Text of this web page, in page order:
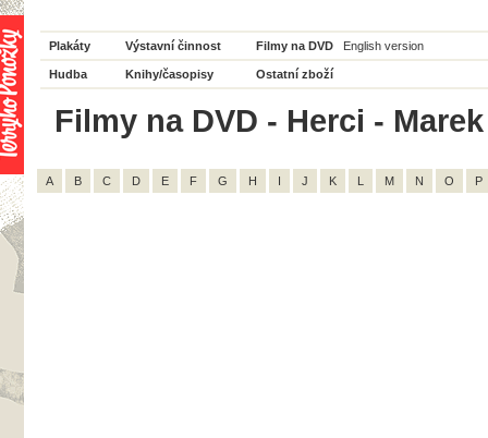
Plakáty Výstavní činnost Filmy na DVD English version
Hudba Knihy/časopisy Ostatní zboží
Filmy na DVD - Herci -
A B C D E F G H I J K L M N O P